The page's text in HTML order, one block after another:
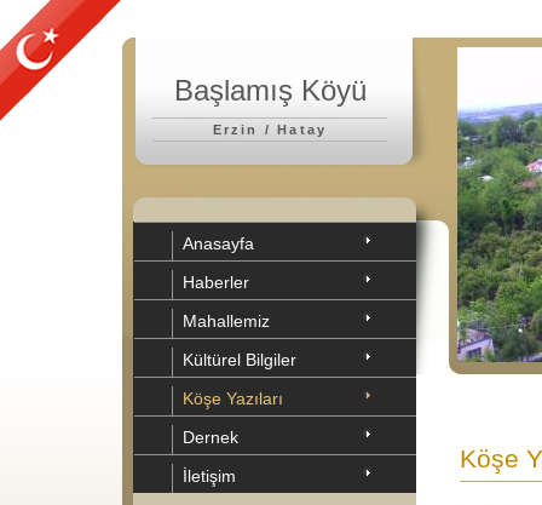
Başlamış Köyü
Erzin / Hatay
Anasayfa
Haberler
Mahallemiz
Kültürel Bilgiler
Köşe Yazıları
Dernek
İletişim
Köşe